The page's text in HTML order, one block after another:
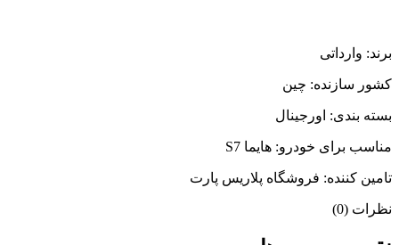
برند: وارداتی
کشور سازنده: چین
بسته بندی: اورجینال
مناسب برای خودرو: هایما S7
تامین کننده: فروشگاه پلاریس پارت
نظرات (0)